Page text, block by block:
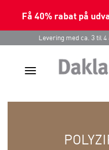
Få 40% rabat på
Levering med ca. 3 til
Toggle